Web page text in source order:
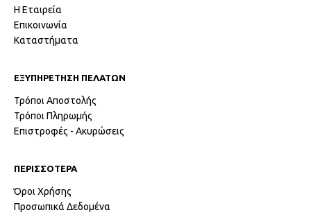
Η Εταιρεία
Επικοινωνία
Καταστήματα
ΕΞΥΠΗΡΕΤΗΣΗ ΠΕΛΑΤΩΝ
Τρόποι Αποστολής
Τρόποι Πληρωμής
Επιστροφές - Ακυρώσεις
ΠΕΡΙΣΣΟΤΕΡΑ
Όροι Χρήσης
Προσωπικά Δεδομένα